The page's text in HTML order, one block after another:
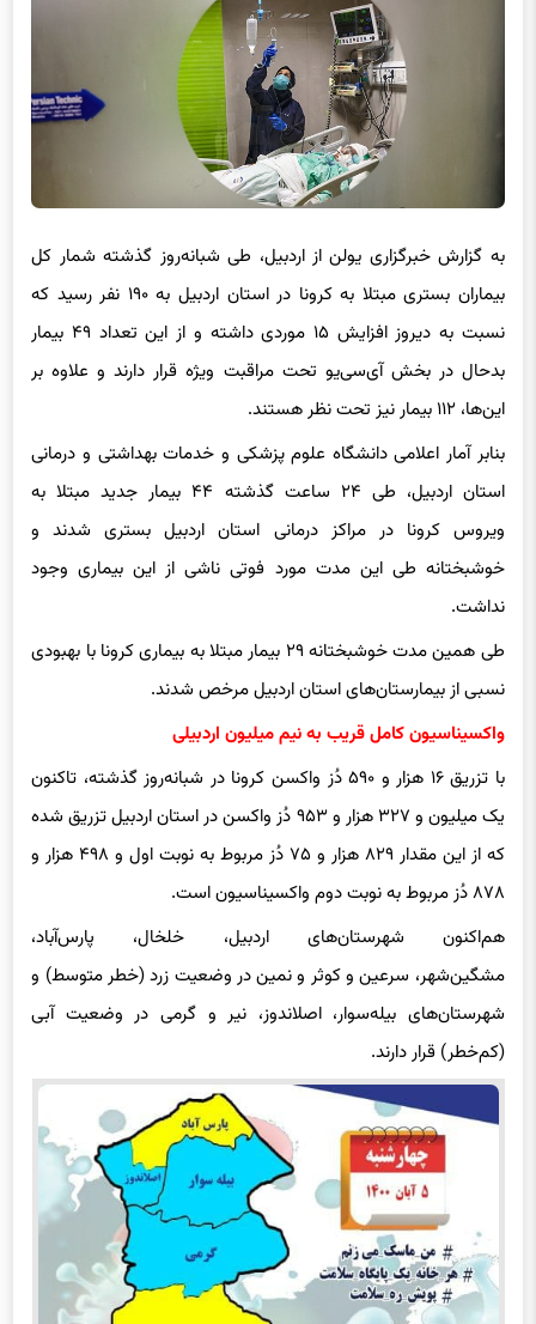
به گزارش خبرگزاری یولن از اردبیل، طی شبانه‌روز گذشته شمار کل
بیماران بستری مبتلا به کرونا در استان اردبیل به ۱۹۰ نفر رسید که
نسبت به دیروز افزایش ۱۵ موردی داشته و از این تعداد ۴۹ بیمار
بدحال در بخش آی‌سی‌یو تحت مراقبت ویژه قرار دارند و علاوه بر
این‌ها، ۱۱۲ بیمار نیز تحت نظر هستند.
بنابر آمار اعلامی دانشگاه علوم پزشکی و خدمات بهداشتی و درمانی
استان اردبیل، طی ۲۴ ساعت گذشته ۴۴ بیمار جدید مبتلا به
ویروس کرونا در مراکز درمانی استان اردبیل بستری شدند و
خوشبختانه طی این مدت مورد فوتی ناشی از این بیماری وجود
نداشت.
طی همین مدت خوشبختانه ۲۹ بیمار مبتلا به بیماری کرونا با بهبودی
نسبی از بیمارستان‌های استان اردبیل مرخص شدند.
واکسیناسیون کامل قریب به نیم میلیون اردبیلی
با تزریق ۱۶ هزار و ۵۹۰ دُز واکسن کرونا در شبانه‌روز گذشته، تاکنون
یک میلیون و ۳۲۷ هزار و ۹۵۳ دُز واکسن در استان اردبیل تزریق شده
که از این مقدار ۸۲۹ هزار و ۷۵ دُز مربوط به نوبت اول و ۴۹۸ هزار و
۸۷۸ دُز مربوط به نوبت دوم واکسیناسیون است.
هم‌اکنون شهرستان‌های اردبیل، خلخال، پارس‌آباد،
مشگین‌شهر، سرعین و کوثر و نمین در وضعیت زرد (خطر متوسط) و
شهرستان‌های بیله‌سوار، اصلاندوز، نیر و گرمی در وضعیت آبی
(کم‌خطر) قرار دارند.